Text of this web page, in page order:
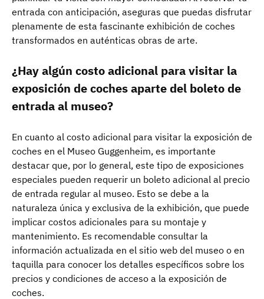
entrada con anticipación, aseguras que puedas disfrutar
plenamente de esta fascinante exhibición de coches
transformados en auténticas obras de arte.
¿Hay algún costo adicional para visitar la
exposición de coches aparte del boleto de
entrada al museo?
En cuanto al costo adicional para visitar la exposición de
coches en el Museo Guggenheim, es importante
destacar que, por lo general, este tipo de exposiciones
especiales pueden requerir un boleto adicional al precio
de entrada regular al museo. Esto se debe a la
naturaleza única y exclusiva de la exhibición, que puede
implicar costos adicionales para su montaje y
mantenimiento. Es recomendable consultar la
información actualizada en el sitio web del museo o en
taquilla para conocer los detalles específicos sobre los
precios y condiciones de acceso a la exposición de
coches.